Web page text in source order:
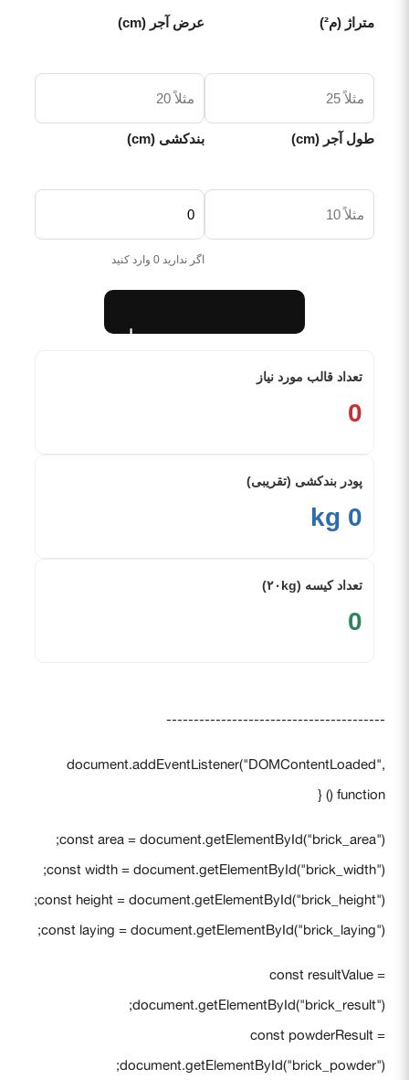
متراژ (م²) عرض آجر (cm)
طول آجر (cm) بندکشی (cm)
اگر ندارید 0 وارد کنید
محاسبه
تعداد قالب مورد نیاز
0
پودر بندکشی (تقریبی)
0 kg
تعداد کیسه (۲۰kg)
0
----------------------------------------
document.addEventListener("DOMContentLoaded",
function () {
const area = document.getElementById("brick_area");
const width = document.getElementById("brick_width");
const height = document.getElementById("brick_height");
const laying = document.getElementById("brick_laying");
const resultValue =
document.getElementById("brick_result");
const powderResult =
document.getElementById("brick_powder");